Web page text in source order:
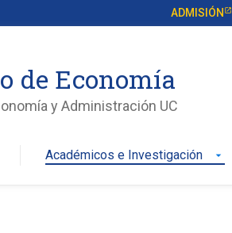
ADMISIÓN
de Economía
y Administración UC
Académicos e Investigación arrow_drop_down